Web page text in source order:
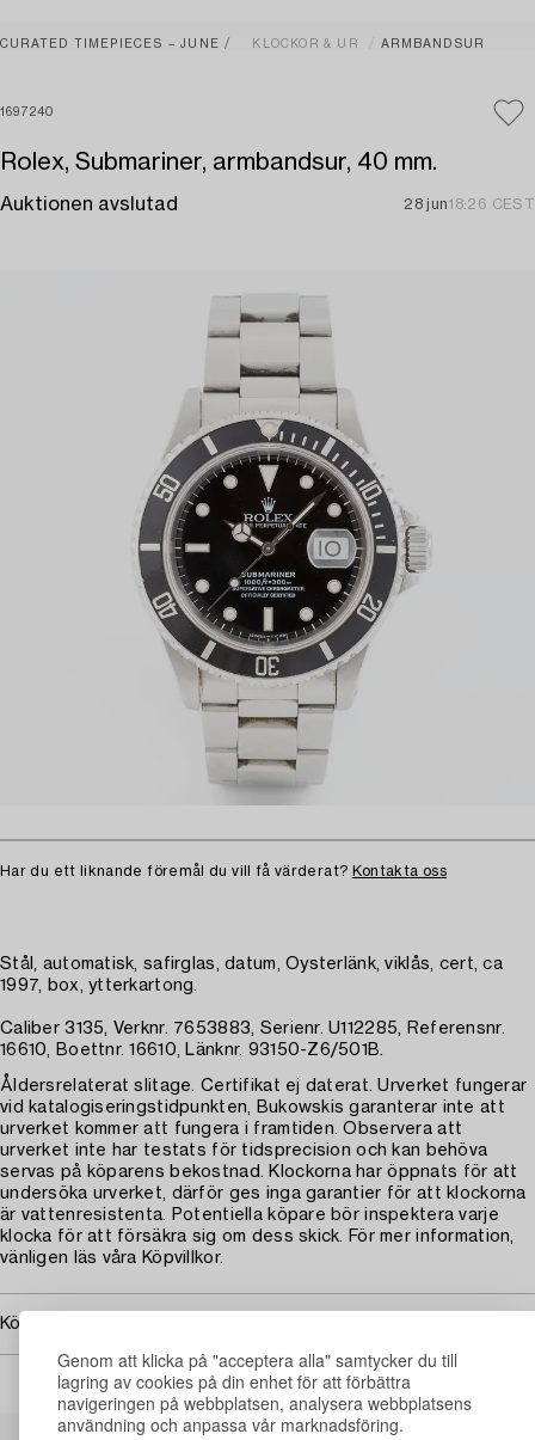
Genom att klicka på "acceptera alla" samtycker du till
lagring av cookies på din enhet för att förbättra
navigeringen på webbplatsen, analysera webbplatsens
användning och anpassa vår marknadsföring.
CURATED TIMEPIECES – JUNE KLOCKOR & UR ARMBANDSUR
1697240
Rolex, Submariner, armbandsur, 40 mm.
Auktionen avslutad 28 jun18:26 CEST
Har du ett liknande föremål du vill få värderat? Kontakta oss
Stål, automatisk, safirglas, datum, Oysterlänk, viklås, cert, ca
1997, box, ytterkartong.
Caliber 3135, Verknr. 7653883, Serienr. U112285, Referensnr.
16610, Boettnr. 16610, Länknr. 93150-Z6/501B.
Åldersrelaterat slitage. Certifikat ej daterat. Urverket fungerar
vid katalogiseringstidpunkten, Bukowskis garanterar inte att
urverket kommer att fungera i framtiden. Observera att
urverket inte har testats för tidsprecision och kan behöva
servas på köparens bekostnad. Klockorna har öppnats för att
undersöka urverket, därför ges inga garantier för att klockorna
är vattenresistenta. Potentiella köpare bör inspektera varje
klocka för att försäkra sig om dess skick. För mer information,
vänligen läs våra Köpvillkor.
Köpinformation
Andra har även tittat på